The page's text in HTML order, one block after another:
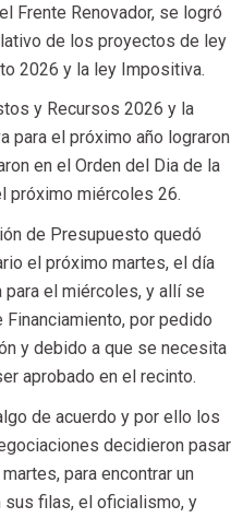
Frente Renovador, se logró
de los proyectos de ley
2026 y la ley Impositiva.
y Recursos 2026 y la
para el próximo año lograron
en el Orden del Dia de la
próximo miércoles 26.
de Presupuesto quedó
el próximo martes, el día
el miércoles, y allí se
por pedido
y debido a que se necesita
aprobado en el recinto.
de acuerdo y por ello los
decidieron pasar
para encontrar un
sus filas, el oficialismo, y